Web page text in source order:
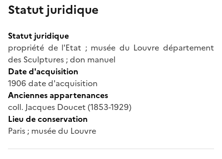
Statut juridique
Statut juridique
propriété de l'Etat ; musée du Louvre département
des Sculptures ; don manuel
Date d'acquisition
1906 date d'acquisition
Anciennes appartenances
coll. Jacques Doucet (1853-1929)
Lieu de conservation
Paris ; musée du Louvre